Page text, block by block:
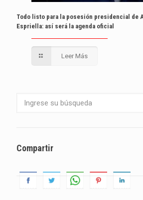
Todo listo para la posesión presidencial de
Espriella: así será la agenda oficial
Leer Más
Compartir